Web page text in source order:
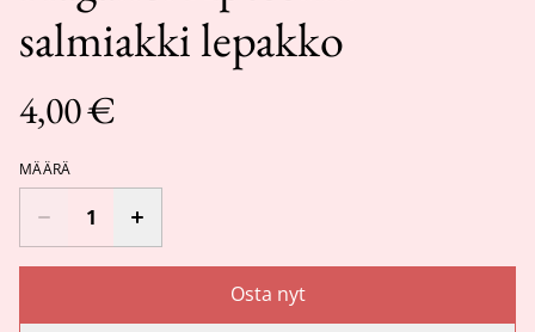
salmiakki lepakko
4,00 €
MÄÄRÄ
Osta nyt